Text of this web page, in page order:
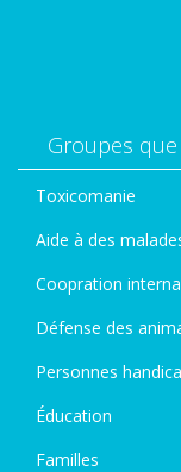
Groupes
Toxicomanie
Aide à des
Coopration
Défense des
Personnes
Éducation
Familles